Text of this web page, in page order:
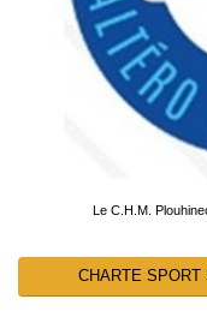
Le C.H.M.
CHARTE